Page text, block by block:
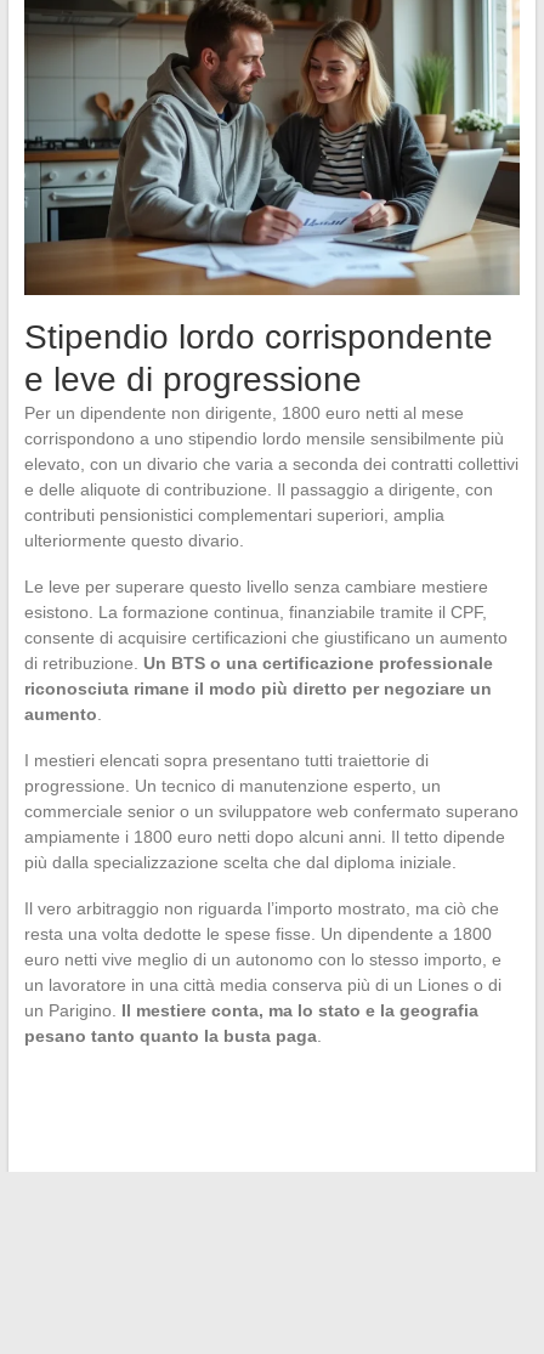
Stipendio lordo corrispondente
e leve di progressione
Per un dipendente non dirigente, 1800 euro netti al mese
corrispondono a uno stipendio lordo mensile sensibilmente più
elevato, con un divario che varia a seconda dei contratti collettivi
e delle aliquote di contribuzione. Il passaggio a dirigente, con
contributi pensionistici complementari superiori, amplia
ulteriormente questo divario.
Le leve per superare questo livello senza cambiare mestiere
esistono. La formazione continua, finanziabile tramite il CPF,
consente di acquisire certificazioni che giustificano un aumento
di retribuzione. Un BTS o una certificazione professionale
riconosciuta rimane il modo più diretto per negoziare un
aumento
I mestieri elencati sopra presentano tutti traiettorie di
progressione. Un tecnico di manutenzione esperto, un
commerciale senior o un sviluppatore web confermato superano
ampiamente i 1800 euro netti dopo alcuni anni. Il tetto dipende
più dalla specializzazione scelta che dal diploma iniziale.
Il vero arbitraggio non riguarda l’importo mostrato, ma ciò che
resta una volta dedotte le spese fisse. Un dipendente a 1800
euro netti vive meglio di un autonomo con lo stesso importo, e
un lavoratore in una città media conserva più di un Liones o di
un Parigino. Il mestiere conta, ma lo stato e la geografia
pesano tanto quanto la busta paga.